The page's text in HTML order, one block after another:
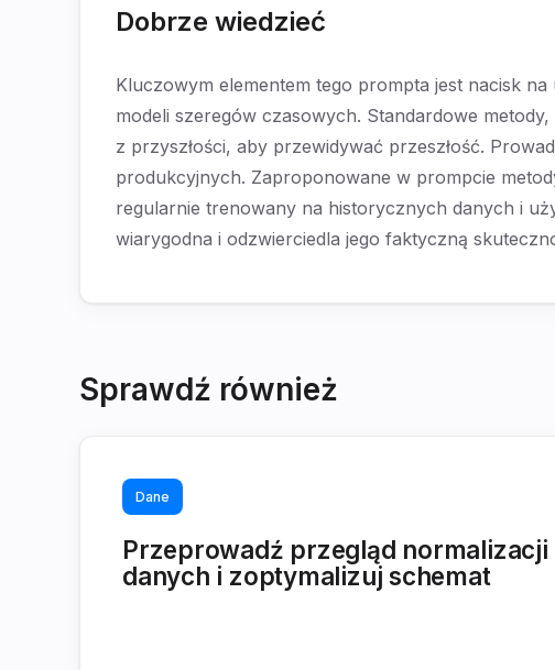
Dobrze wiedzieć
Kluczowym elementem tego prompta jest nacisk
modeli szeregów czasowych. Standardowe
z przyszłości, aby przewidywać przeszłość.
produkcyjnych. Zaproponowane w prompcie
regularnie trenowany na historycznych danych i
wiarygodna i odzwierciedla jego faktyczną
Sprawdź również
Dane
Przeprowadź przegląd normalizacji
danych i zoptymalizuj schemat